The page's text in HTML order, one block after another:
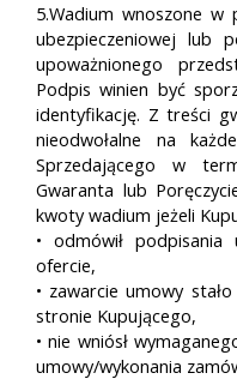
5.Wadium wnoszone
ubezpieczeniowej lub
upoważnionego
Podpis winien być
identyfikację. Z treści
nieodwołalne na
Sprzedającego w
Gwaranta lub
kwoty wadium jeżeli
• odmówił
ofercie,
• zawarcie umowy
stronie Kupującego,
• nie wniósł
umowy/wykonania